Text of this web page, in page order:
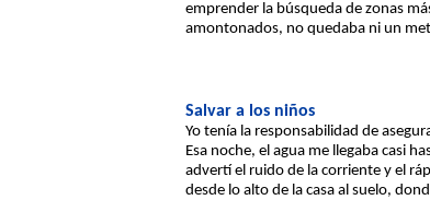
emprender la búsqueda de zonas
amontonados, no quedaba ni un
Salvar a los niños
Yo tenía la responsabilidad de
Esa noche, el agua me llegaba casi
advertí el ruido de la corriente y el
desde lo alto de la casa al suelo,